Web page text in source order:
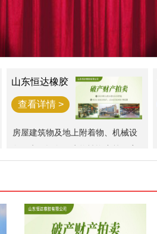
山东恒达橡胶
查看详情 >
房屋建筑物及地上附着物、机械设